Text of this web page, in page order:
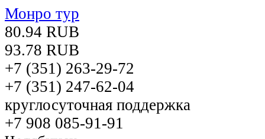
Монро тур
80.94 RUB
93.78 RUB
+7 (351) 263-29-72
+7 (351) 247-62-04
круглосуточная поддержка
+7 908 085-91-91